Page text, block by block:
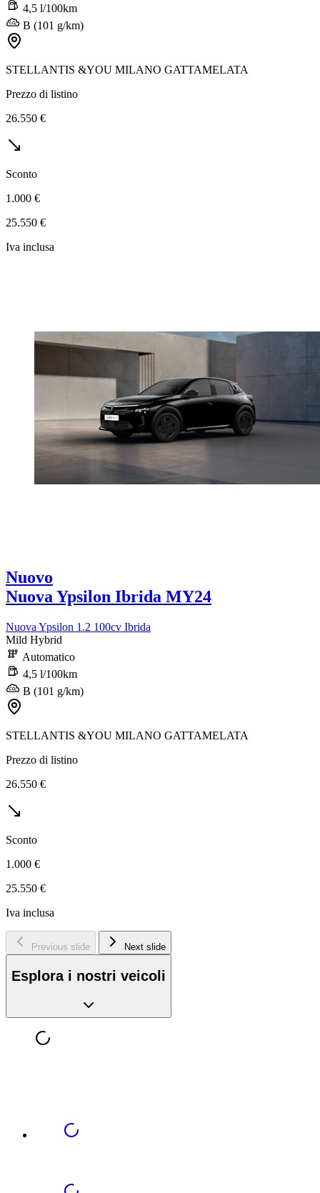
4,5 l/100km
B (101 g/km)
STELLANTIS &YOU MILANO GATTAMELATA
Prezzo di listino
26.550 €
Sconto
1.000 €
25.550 €
Iva inclusa
Nuovo
Nuova Ypsilon Ibrida MY24
Nuova Ypsilon 1.2 100cv Ibrida
Mild Hybrid
Automatico
4,5 l/100km
B (101 g/km)
STELLANTIS &YOU MILANO GATTAMELATA
Prezzo di listino
26.550 €
Sconto
1.000 €
25.550 €
Iva inclusa
Previous slide Next slide
Esplora i nostri veicoli